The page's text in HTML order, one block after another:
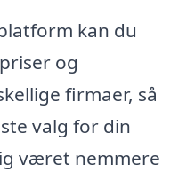
kan du
og
firmaer, så
valg for din
været nemmere